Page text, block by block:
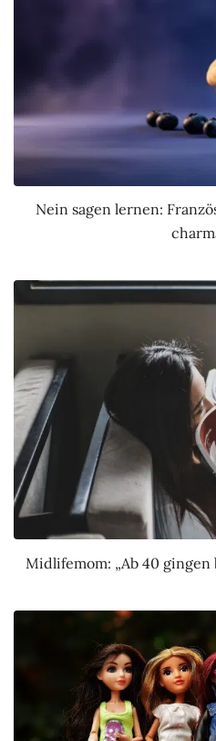
Nein sagen lernen:
Midlifemom: „Ab 40 gingen